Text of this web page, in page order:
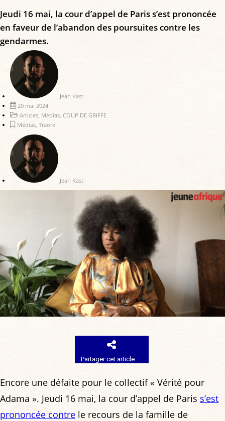
Jeudi 16 mai, la cour d’appel de Paris s’est prononcée
en faveur de l’abandon des poursuites contre les
gendarmes.
Jean Kast
20 mai 2024
Articles, Médias, COUP DE GRIFFE
Médias, Traoré
Jean Kast
Partager cet article
Encore une défaite pour le collectif « Vérité pour
Adama ». Jeudi 16 mai, la cour d’appel de Paris s’est
prononcée contre le recours de la famille de